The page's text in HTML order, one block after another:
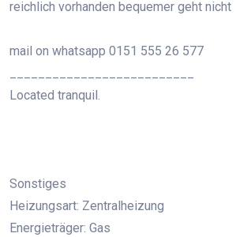
reichlich vorhanden bequemer geht nicht
mail on whatsapp 0151 555 26 577
Located tranquil.
Sonstiges
Heizungsart: Zentralheizung
Energieträger: Gas